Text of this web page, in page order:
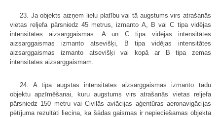
23. Ja objekts aizņem lielu platību vai tā augstums virs atrašanās
vietas reljefa pārsniedz 45 metrus, izmanto A, B vai C tipa vidējas
intensitātes aizsarggaismas. A un C tipa vidējas intensitātes
aizsarggaismas izmanto atsevišķi, B tipa vidējas intensitātes
aizsarggaismas izmanto atsevišķi vai kopā ar B tipa zemas
intensitātes aizsarggaismām.
24. A tipa augstas intensitātes aizsarggaismas izmanto tādu
objektu apzīmēšanai, kuru augstums virs atrašanās vietas reljefa
pārsniedz 150 metru vai Civilās aviācijas aģentūras aeronavigācijas
pētījuma rezultāti liecina, ka šādas gaismas ir nepieciešamas objekta